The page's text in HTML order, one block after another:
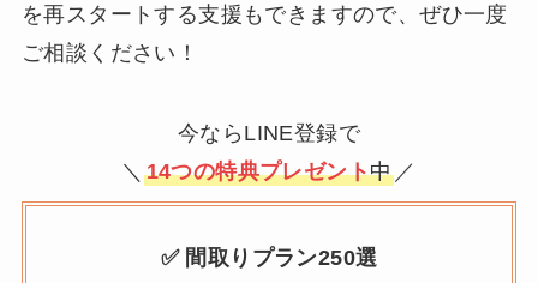
を再スタートする支援もできますので、ぜひ一度
ご相談ください！
今ならLINE登録で
＼ 14つの特典プレゼント中 ／
✅ 間取りプラン250選